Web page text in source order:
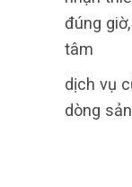
đúng
tâm
dịch vụ
dòng